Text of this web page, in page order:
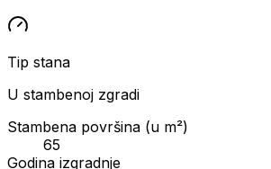
Tip stana
U stambenoj zgradi
Stambena površina (u m²)
65
Godina izgradnje